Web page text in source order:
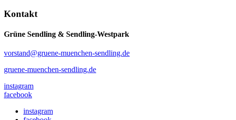
Kontakt
Grüne Sendling & Sendling-Westpark
vorstand@gruene-muenchen-sendling.de
gruene-muenchen-sendling.de
instagram
facebook
instagram